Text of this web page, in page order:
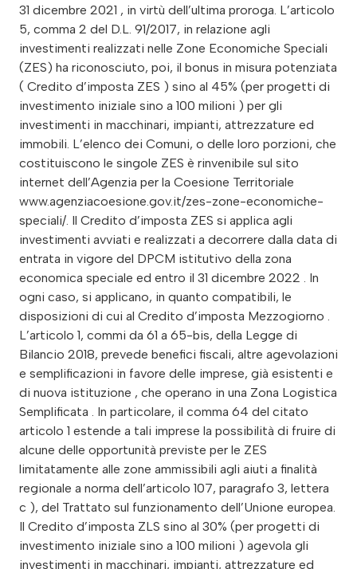
31 dicembre 2021 , in virtù dell’ultima proroga. L’articolo
5, comma 2 del D.L. 91/2017, in relazione agli
investimenti realizzati nelle Zone Economiche Speciali
(ZES) ha riconosciuto, poi, il bonus in misura potenziata
( Credito d’imposta ZES ) sino al 45% (per progetti di
investimento iniziale sino a 100 milioni ) per gli
investimenti in macchinari, impianti, attrezzature ed
immobili. L’elenco dei Comuni, o delle loro porzioni, che
costituiscono le singole ZES è rinvenibile sul sito
internet dell’Agenzia per la Coesione Territoriale
www.agenziacoesione.gov.it/zes-zone-economiche-
speciali/. Il Credito d’imposta ZES si applica agli
investimenti avviati e realizzati a decorrere dalla data di
entrata in vigore del DPCM istitutivo della zona
economica speciale ed entro il 31 dicembre 2022 . In
ogni caso, si applicano, in quanto compatibili, le
disposizioni di cui al Credito d’imposta Mezzogiorno .
L’articolo 1, commi da 61 a 65-bis, della Legge di
Bilancio 2018, prevede benefici fiscali, altre agevolazioni
e semplificazioni in favore delle imprese, già esistenti e
di nuova istituzione , che operano in una Zona Logistica
Semplificata . In particolare, il comma 64 del citato
articolo 1 estende a tali imprese la possibilità di fruire di
alcune delle opportunità previste per le ZES
limitatamente alle zone ammissibili agli aiuti a finalità
regionale a norma dell’articolo 107, paragrafo 3, lettera
c ), del Trattato sul funzionamento dell’Unione europea.
Il Credito d’imposta ZLS sino al 30% (per progetti di
investimento iniziale sino a 100 milioni ) agevola gli
investimenti in macchinari, impianti, attrezzature ed